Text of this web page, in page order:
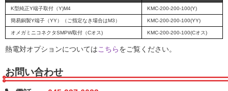
K型純正Y端子取付（Y)M4 KMC-200-200-100(Y)
簡易銅製Y端子（YY）（ご指定なき場合はM3） KMC-200-200-100(YY)
オメガミニコネクタSMPW取付（Cオス) KMC-200-200-100(Cオス)
熱電対オプションについてはこちらをご覧ください。
お問い合わせ